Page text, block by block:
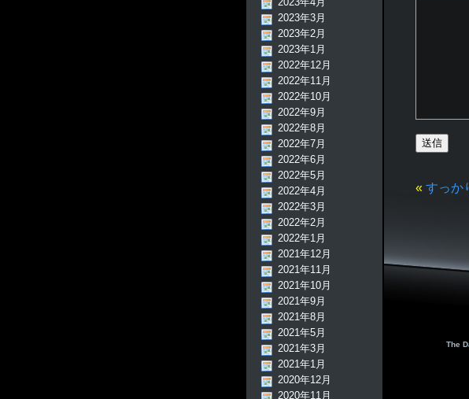
« すっか
The
2023年3月
2023年2月
2023年1月
2022年12月
2022年11月
2022年10月
2022年9月
2022年8月
2022年7月
2022年6月
2022年5月
2022年4月
2022年3月
2022年2月
2022年1月
2021年12月
2021年11月
2021年10月
2021年9月
2021年8月
2021年5月
2021年3月
2021年1月
2020年12月
2020年11月